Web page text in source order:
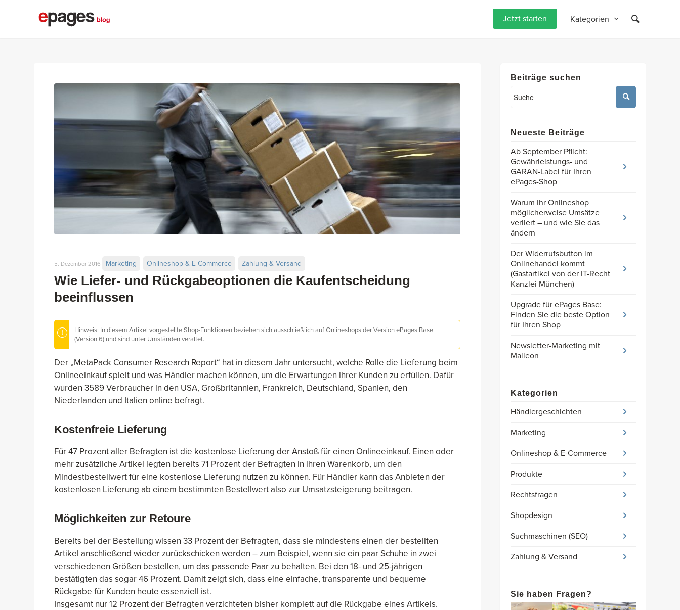
Jetzt starten Kategorien
Wie Liefer- und Rückgabeoptionen die Kaufentscheidung
beeinflussen
5. Dezember 2016 Marketing Onlineshop & E-Commerce Zahlung & Versand
Hinweis: In diesem Artikel vorgestellte Shop-Funktionen beziehen sich ausschließlich auf Onlineshops der Version ePages Base
(Version 6) und sind unter Umständen veraltet.
Der „MetaPack Consumer Research Report“ hat in diesem Jahr untersucht, welche Rolle die Lieferung beim
Onlineeinkauf spielt und was Händler machen können, um die Erwartungen ihrer Kunden zu erfüllen. Dafür
wurden 3589 Verbraucher in den USA, Großbritannien, Frankreich, Deutschland, Spanien, den
Niederlanden und Italien online befragt.
Kostenfreie Lieferung
Für 47 Prozent aller Befragten ist die kostenlose Lieferung der Anstoß für einen Onlineeinkauf. Einen oder
mehr zusätzliche Artikel legten bereits 71 Prozent der Befragten in ihren Warenkorb, um den
Mindestbestellwert für eine kostenlose Lieferung nutzen zu können. Für Händler kann das Anbieten der
kostenlosen Lieferung ab einem bestimmten Bestellwert also zur Umsatzsteigerung beitragen.
Möglichkeiten zur Retoure
Bereits bei der Bestellung wissen 33 Prozent der Befragten, dass sie mindestens einen der bestellten
Artikel anschließend wieder zurückschicken werden – zum Beispiel, wenn sie ein paar Schuhe in zwei
verschiedenen Größen bestellen, um das passende Paar zu behalten. Bei den 18- und 25-jährigen
bestätigten das sogar 46 Prozent. Damit zeigt sich, dass eine einfache, transparente und bequeme
Rückgabe für Kunden heute essenziell ist.
Insgesamt nur 12 Prozent der Befragten verzichteten bisher komplett auf die Rückgabe eines Artikels.
Beiträge suchen
Neueste Beiträge
Ab September Pflicht:
Gewährleistungs- und
GARAN-Label für Ihren
ePages-Shop
Warum Ihr Onlineshop
möglicherweise Umsätze
verliert – und wie Sie das
ändern
Der Widerrufsbutton im
Onlinehandel kommt
(Gastartikel von der IT-Recht
Kanzlei München)
Upgrade für ePages Base:
Finden Sie die beste Option
für Ihren Shop
Newsletter-Marketing mit
Maileon
Kategorien
Händlergeschichten
Marketing
Onlineshop & E-Commerce
Produkte
Rechtsfragen
Shopdesign
Suchmaschinen (SEO)
Zahlung & Versand
Sie haben Fragen?